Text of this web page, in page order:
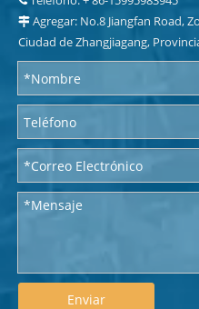
 Agregar: No.8 Jiangfan Road,
Ciudad de Zhangjiagang,
Enviar